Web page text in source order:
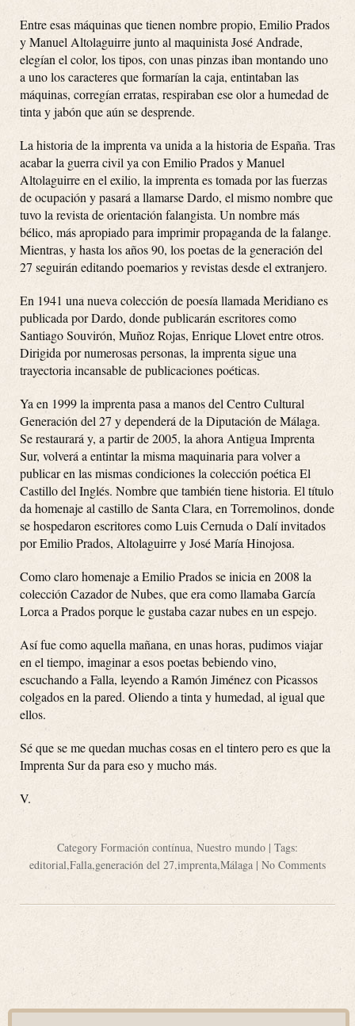
Entre esas máquinas que tienen nombre propio, Emilio Prados
y Manuel Altolaguirre junto al maquinista José Andrade,
elegían el color, los tipos, con unas pinzas iban montando uno
a uno los caracteres que formarían la caja, entintaban las
máquinas, corregían erratas, respiraban ese olor a humedad de
tinta y jabón que aún se desprende.
La historia de la imprenta va unida a la historia de España. Tras
acabar la guerra civil ya con Emilio Prados y Manuel
Altolaguirre en el exilio, la imprenta es tomada por las fuerzas
de ocupación y pasará a llamarse Dardo, el mismo nombre que
tuvo la revista de orientación falangista. Un nombre más
bélico, más apropiado para imprimir propaganda de la falange.
Mientras, y hasta los años 90, los poetas de la generación del
27 seguirán editando poemarios y revistas desde el extranjero.
En 1941 una nueva colección de poesía llamada Meridiano es
publicada por Dardo, donde publicarán escritores como
Santiago Souvirón, Muñoz Rojas, Enrique Llovet entre otros.
Dirigida por numerosas personas, la imprenta sigue una
trayectoria incansable de publicaciones poéticas.
Ya en 1999 la imprenta pasa a manos del Centro Cultural
Generación del 27 y dependerá de la Diputación de Málaga.
Se restaurará y, a partir de 2005, la ahora Antigua Imprenta
Sur, volverá a entintar la misma maquinaria para volver a
publicar en las mismas condiciones la colección poética El
Castillo del Inglés. Nombre que también tiene historia. El título
da homenaje al castillo de Santa Clara, en Torremolinos, donde
se hospedaron escritores como Luis Cernuda o Dalí invitados
por Emilio Prados, Altolaguirre y José María Hinojosa.
Como claro homenaje a Emilio Prados se inicia en 2008 la
colección Cazador de Nubes, que era como llamaba García
Lorca a Prados porque le gustaba cazar nubes en un espejo.
Así fue como aquella mañana, en unas horas, pudimos viajar
en el tiempo, imaginar a esos poetas bebiendo vino,
escuchando a Falla, leyendo a Ramón Jiménez con Picassos
colgados en la pared. Oliendo a tinta y humedad, al igual que
ellos.
Sé que se me quedan muchas cosas en el tintero pero es que la
Imprenta Sur da para eso y mucho más.
V.
Category Formación contínua, Nuestro mundo | Tags:
editorial,Falla,generación del 27,imprenta,Málaga | No Comments